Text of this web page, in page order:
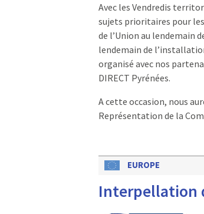
Avec les Vendredis
sujets prioritaires pour les
de l’Union au lendemain
lendemain de
organisé avec nos
DIRECT Pyrénées.
A cette occasion, nous
Représentation de la
EUROPE
Interpellation